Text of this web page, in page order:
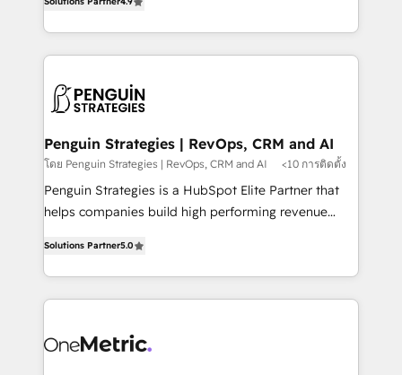
development, and project management. We have
100% US-based, FTE team members. We offer
migrations from other platforms, systems
integration, extensibility, custom development, and
entreprises qui auront réussi leur transformation. Le
problème ? 58% des dirigeants savent que l'IA est
vitale pour leur survie. Mais 57% n'ont aucune
données. C'est le paradoxe français : conscience
Augmentée. Ce n'est pas une entreprise qui utilise
l'IA. C'est une organisation qui a réussi la symbiose
entre l'expertise humaine et l'intelligence artificielle.
Pas pour remplacer l'humain, mais pour l'augmenter.
transformation. D'abord les fondations : des
données unifiées, des processus alignés. Ensuite
vraie performance vient de l'intérieur. Act Inside.
Stand Out.
Penguin Strategies | RevOps, CRM and AI
โดย Penguin Strategies | RevOps, CRM and AI <10 การติดตั้ง
Penguin Strategies is a HubSpot Elite Partner that
helps companies build high performing revenue
system environments and global SaaS or
manufacturing teams. Trusted by leading enterprises
and fast growing scale ups including Sony, Rapyd,
Design Automation and Uptive. 📊 RevOps & data
Solutions Partner5.0